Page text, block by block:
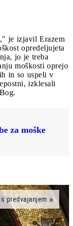
je izjavil Erazem
opredeljujeta
jo je treba
moškosti oprejo
in so uspeli v
izklesali
za moške
predvajanjem